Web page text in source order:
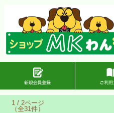
1 / 2ページ
（全31件）